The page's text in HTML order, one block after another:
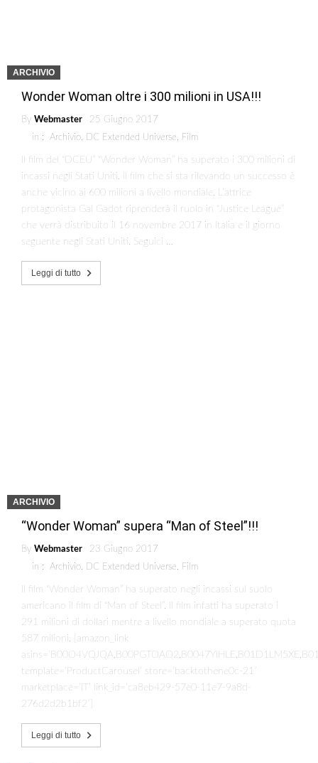
ARCHIVIO
Wonder Woman oltre i 300 milioni in USA!!!
By Webmaster
25 Giugno 2017
in : Archivio, DC Extended Universe, Film
Il film del “DCEU” “Wonder Woman” ha superato i 300 milioni di
incassi negli Stati Uniti. Il film che si sta rilevando un successo è
anche vicino ai 600 milioni a livello mondiale. L’attrice
protagonista Gal Gadot riprenderà il ruolo in “Justice League”
che verrà distribuito il 16 novembre 2017 in Italia e il giorno
seguente negli Stati Uniti. Seguici …
Leggi di tutto
ARCHIVIO
“Wonder Woman” supera “Man of Steel”!!!
By Webmaster
23 Giugno 2017
in : Archivio, DC Extended Universe, Film
Il film “Wonder Woman” ha superato negli incassi sul suolo
americano il film di “Man of Steel”. Il film infatti ha superato i
291 milioni di dollari mentre a livello mondiale a superato quota
587 milioni. [amazon_link
template=’ProductCarousel’ store=’backtothene0c-21′
marketplace=’IT’ link_id=’ca8eb429-57e0-11e7-9a8d-
276d2d2b1bf2′]
Leggi di tutto